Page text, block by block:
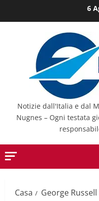
al
6
Notizie dall'Italia e dal
Nugnes – Ogni testata
Casa George Russell